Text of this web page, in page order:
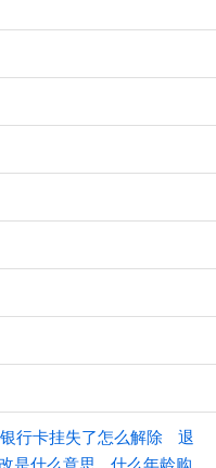
银行卡挂失了怎么解除
退
是什么意思 什么年龄购